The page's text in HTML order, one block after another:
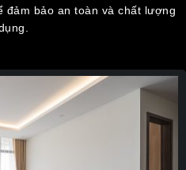
bảo an toàn và chất lượng